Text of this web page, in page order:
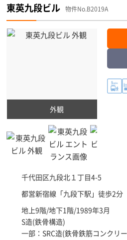
東英九段ビル 物件No.B2019A
外観
千代田区九段北１丁目4-5
都営新宿線「九段下駅 」徒歩2分
地上9階/地下1階/1989年3月
S造(鉄骨構造)
一部：SRC造(鉄骨鉄筋コンクリ